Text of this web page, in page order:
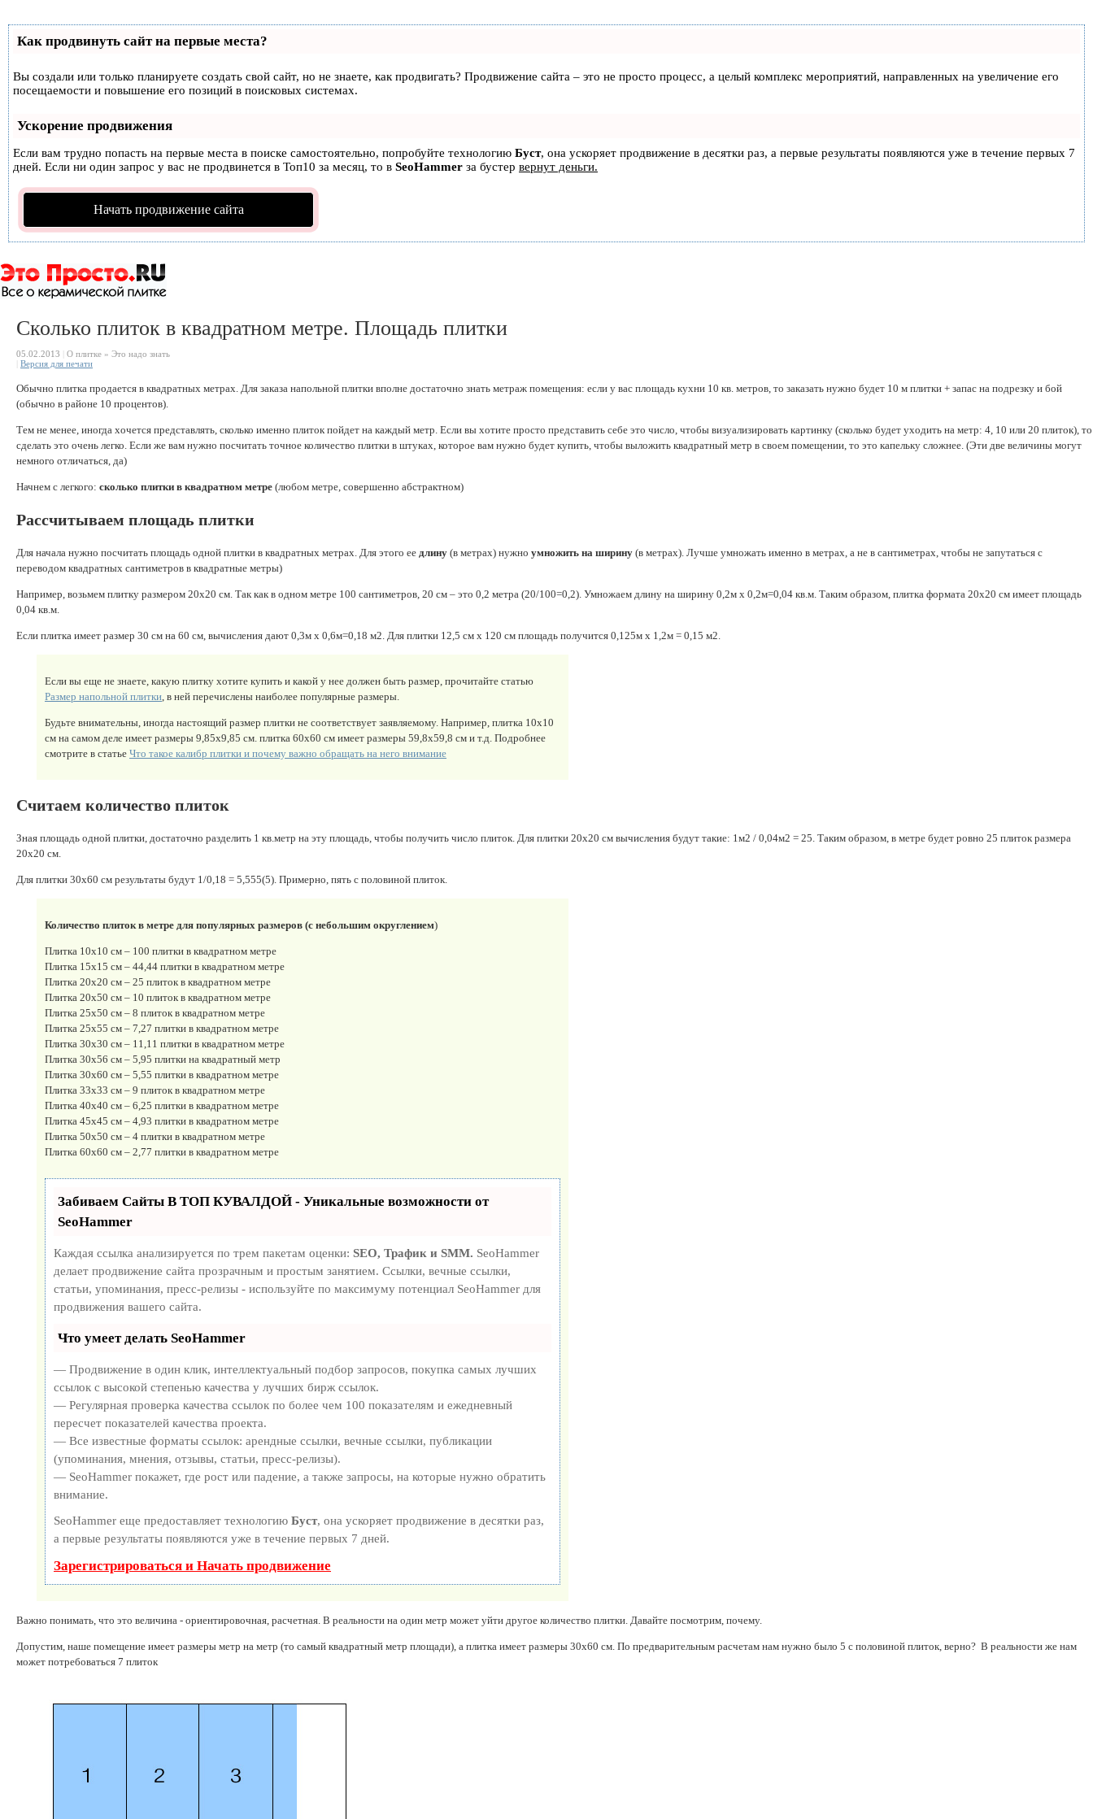
Как продвинуть сайт на первые места?
Вы создали или только планируете создать свой сайт, но не знаете, как продвигать? Продвижение сайта – это не просто процесс, а целый комплекс мероприятий, направленных на увеличение его
посещаемости и повышение его позиций в поисковых системах.
Ускорение продвижения
Если вам трудно попасть на первые места в поиске самостоятельно, попробуйте технологию Буст, она ускоряет продвижение в десятки раз, а первые результаты появляются уже в течение первых 7
дней. Если ни один запрос у вас не продвинется в Топ10 за месяц, то в SeoHammer за бустер вернут деньги.
Начать продвижение сайта
Сколько плиток в квадратном метре. Площадь плитки
05.02.2013
О плитке » Это надо знать
Версия для печати
Обычно плитка продается в квадратных метрах. Для заказа напольной плитки вполне достаточно знать метраж помещения: если у вас площадь кухни 10 кв. метров, то заказать нужно будет 10 м плитки + запас на подрезку и бой
(обычно в районе 10 процентов).
Тем не менее, иногда хочется представлять, сколько именно плиток пойдет на каждый метр. Если вы хотите просто представить себе это число, чтобы визуализировать картинку (сколько будет уходить на метр: 4, 10 или 20 плиток), то
сделать это очень легко. Если же вам нужно посчитать точное количество плитки в штуках, которое вам нужно будет купить, чтобы выложить квадратный метр в своем помещении, то это капельку сложнее. (Эти две величины могут
немного отличаться, да)
Начнем с легкого: сколько плитки в квадратном метре (любом метре, совершенно абстрактном)
Рассчитываем площадь плитки
Для начала нужно посчитать площадь одной плитки в квадратных метрах. Для этого ее длину (в метрах) нужно умножить на ширину (в метрах). Лучше умножать именно в метрах, а не в сантиметрах, чтобы не запутаться с
переводом квадратных сантиметров в квадратные метры)
Например, возьмем плитку размером 20х20 см. Так как в одном метре 100 сантиметров, 20 см – это 0,2 метра (20/100=0,2). Умножаем длину на ширину 0,2м х 0,2м=0,04 кв.м. Таким образом, плитка формата 20х20 см имеет площадь
0,04 кв.м.
Если плитка имеет размер 30 см на 60 см, вычисления дают 0,3м х 0,6м=0,18 м2. Для плитки 12,5 см х 120 см площадь получится 0,125м х 1,2м = 0,15 м2.
Если вы еще не знаете, какую плитку хотите купить и какой у нее должен быть размер, прочитайте статью
Размер напольной плитки , в ней перечислены наиболее популярные размеры.
Будьте внимательны, иногда настоящий размер плитки не соответствует заявляемому. Например, плитка 10х10
см на самом деле имеет размеры 9,85х9,85 см. плитка 60х60 см имеет размеры 59,8х59,8 см и т.д. Подробнее
смотрите в статье Что такое калибр плитки и почему важно обращать на него внимание
Считаем количество плиток
Зная площадь одной плитки, достаточно разделить 1 кв.метр на эту площадь, чтобы получить число плиток. Для плитки 20х20 см вычисления будут такие: 1м2 / 0,04м2 = 25. Таким образом, в метре будет ровно 25 плиток размера
20х20 см.
Для плитки 30х60 см результаты будут 1/0,18 = 5,555(5). Примерно, пять с половиной плиток.
Количество плиток в метре для популярных размеров (с небольшим округлением)
Плитка 10х10 см – 100 плитки в квадратном метре
Плитка 15х15 см – 44,44 плитки в квадратном метре
Плитка 20х20 см – 25 плиток в квадратном метре
Плитка 20х50 см – 10 плиток в квадратном метре
Плитка 25х50 см – 8 плиток в квадратном метре
Плитка 25х55 см – 7,27 плитки в квадратном метре
Плитка 30х30 см – 11,11 плитки в квадратном метре
Плитка 30х56 см – 5,95 плитки на квадратный метр
Плитка 30х60 см – 5,55 плитки в квадратном метре
Плитка 33х33 см – 9 плиток в квадратном метре
Плитка 40х40 см – 6,25 плитки в квадратном метре
Плитка 45х45 см – 4,93 плитки в квадратном метре
Плитка 50х50 см – 4 плитки в квадратном метре
Плитка 60х60 см – 2,77 плитки в квадратном метре
Забиваем Сайты В ТОП КУВАЛДОЙ - Уникальные возможности от
SeoHammer
Каждая ссылка анализируется по трем пакетам оценки: SEO, Трафик и SMM. SeoHammer
делает продвижение сайта прозрачным и простым занятием. Ссылки, вечные ссылки,
статьи, упоминания, пресс-релизы - используйте по максимуму потенциал SeoHammer для
продвижения вашего сайта.
Что умеет делать SeoHammer
— Продвижение в один клик, интеллектуальный подбор запросов, покупка самых лучших
ссылок с высокой степенью качества у лучших бирж ссылок.
— Регулярная проверка качества ссылок по более чем 100 показателям и ежедневный
пересчет показателей качества проекта.
— Все известные форматы ссылок: арендные ссылки, вечные ссылки, публикации
(упоминания, мнения, отзывы, статьи, пресс-релизы).
— SeoHammer покажет, где рост или падение, а также запросы, на которые нужно обратить
внимание.
SeoHammer еще предоставляет технологию Буст, она ускоряет продвижение в десятки раз,
а первые результаты появляются уже в течение первых 7 дней.
Зарегистрироваться и Начать продвижение
Важно понимать, что это величина - ориентировочная, расчетная. В реальности на один метр может уйти другое количество плитки. Давайте посмотрим, почему.
Допустим, наше помещение имеет размеры метр на метр (то самый квадратный метр площади), а плитка имеет размеры 30х60 см. По предварительным расчетам нам нужно было 5 с половиной плиток, верно? В реальности же нам
может потребоваться 7 плиток